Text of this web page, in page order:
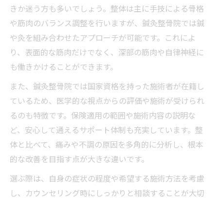
きか迷う方も多いでしょう。整体は主に手技による骨格
や筋肉のバランス調整を行いますが、鍼灸整骨院では鍼
や灸を組み合わせたアプローチが可能です。これによ
り、表面的な筋肉だけでなく、深部の筋肉や自律神経に
も働きかけることができます。
また、鍼灸整骨院では国家資格を持った施術者が在籍し
ているため、医学的な視点からの評価や施術が受けられ
るのも特徴です。保険適用の範囲や施術内容の説明な
ど、安心して通えるサポート体制も充実しています。整
体と比べて、痛みや不調の原因を多角的に分析し、根本
的な改善を目指す点が大きな違いです。
選ぶ際は、自身の症状の程度や希望する施術方法を考慮
し、カウンセリング時にしっかりと相談することが大切